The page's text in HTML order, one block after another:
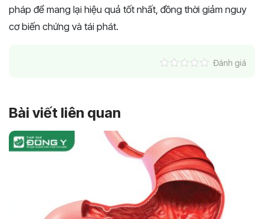
pháp để mang lại hiệu quả tốt nhất, đồng thời giảm nguy
cơ biến chứng và tái phát.
Đánh giá
Bài viết liên quan